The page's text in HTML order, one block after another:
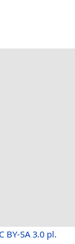
BY-SA 3.0 pl.